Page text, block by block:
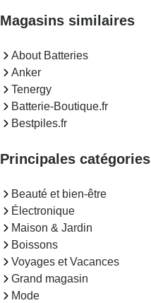
Magasins similaires
About Batteries
Anker
Tenergy
Batterie-Boutique.fr
Bestpiles.fr
Principales catégories
Beauté et bien-être
Électronique
Maison & Jardin
Boissons
Voyages et Vacances
Grand magasin
Mode